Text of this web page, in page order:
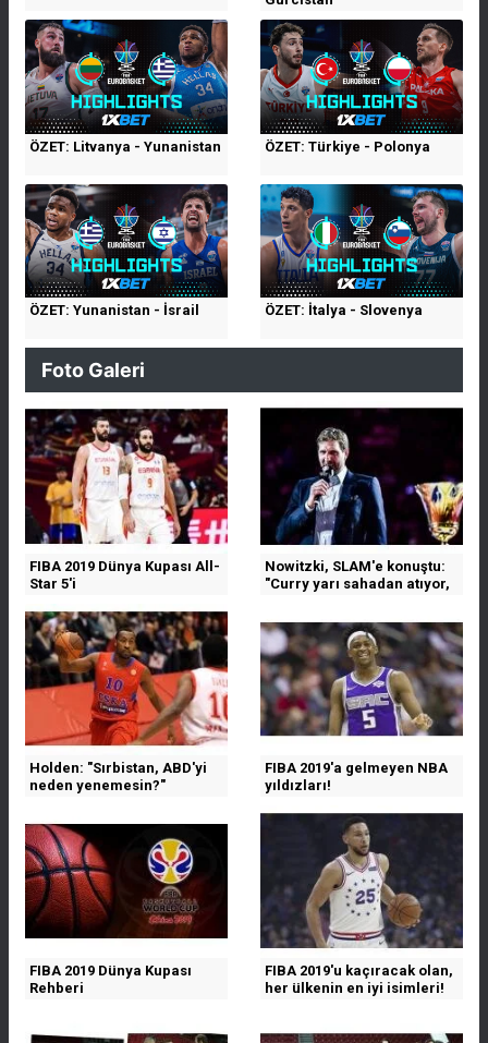
ÖZET: Litvanya - Yunanistan ÖZET: Türkiye - Polonya
ÖZET: Yunanistan - İsrail ÖZET: İtalya - Slovenya
Foto Galeri
FIBA 2019 Dünya Kupası All-
Star 5'i
Nowitzki, SLAM'e konuştu:
"Curry yarı sahadan atıyor,
Holden: "Sırbistan, ABD'yi
neden yenemesin?"
FIBA 2019'a gelmeyen NBA
yıldızları!
FIBA 2019 Dünya Kupası
Rehberi
FIBA 2019'u kaçıracak olan,
her ülkenin en iyi isimleri!